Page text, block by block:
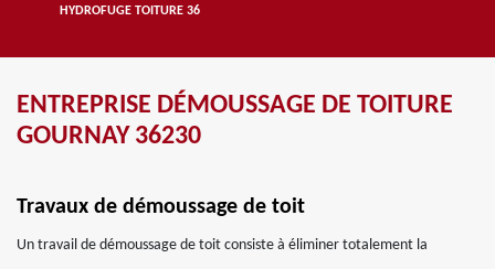
HYDROFUGE TOITURE 36
ENTREPRISE DÉMOUSSAGE DE TOITURE
GOURNAY 36230
Travaux de démoussage de toit
Un travail de démoussage de toit consiste à éliminer totalement la